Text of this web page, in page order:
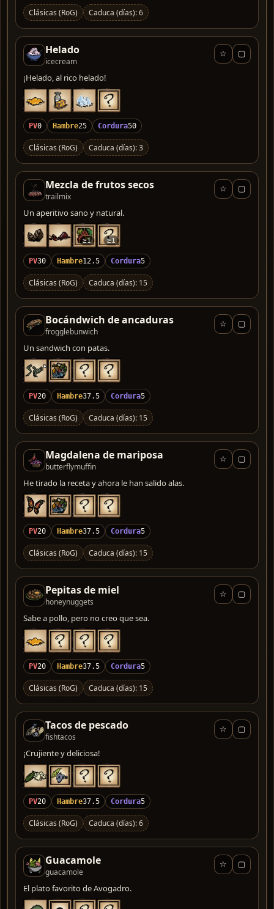
Clásicas (RoG) Caduca (días): 6
Helado
icecream
☆ ▢
¡Helado, al rico helado!
PV0 Hambre25 Cordura50
Clásicas (RoG) Caduca (días): 3
Mezcla de frutos secos
trailmix
☆ ▢
Un aperitivo sano y natural.
≥1 ≥1
PV30 Hambre12.5 Cordura5
Clásicas (RoG) Caduca (días): 15
Bocándwich de ancaduras
frogglebunwich
☆ ▢
Un sandwich con patas.
PV20 Hambre37.5 Cordura5
Clásicas (RoG) Caduca (días): 15
Magdalena de mariposa
butterflymuffin
☆ ▢
He tirado la receta y ahora le han salido alas.
PV20 Hambre37.5 Cordura5
Clásicas (RoG) Caduca (días): 15
Pepitas de miel
honeynuggets
☆ ▢
Sabe a pollo, pero no creo que sea.
PV20 Hambre37.5 Cordura5
Clásicas (RoG) Caduca (días): 15
Tacos de pescado
fishtacos
☆ ▢
¡Crujiente y deliciosa!
PV20 Hambre37.5 Cordura5
Clásicas (RoG) Caduca (días): 6
Guacamole
guacamole
☆ ▢
El plato favorito de Avogadro.